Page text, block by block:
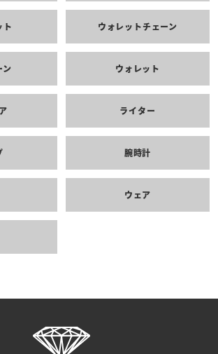
ト ウォレットチェーン
ン ウォレット
ライター
腕時計
ウェア